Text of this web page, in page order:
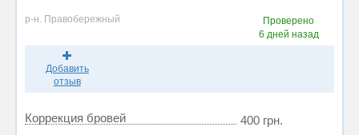
р-н. Правобережный
Проверено
6 дней назад
Добавить
отзыв
Коррекция бровей
400 грн.